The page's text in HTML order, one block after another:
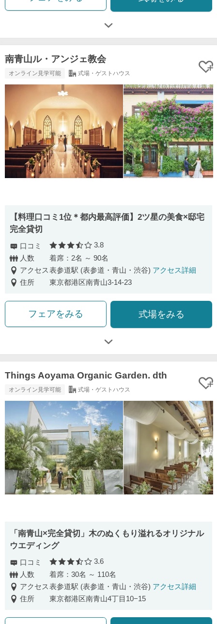
南青山ル・アンジェ教会
オンライン見学可能 式場・ゲストハウス
【料理口コミ1位＊都内最高評価】2ツ星の美食×邸宅
完全貸切
口コミ 口コミ評価
3.8
人数
着席：2名 ～ 90名
アクセス表参道駅 (表参道・青山・渋谷) アクセス詳細
住所
東京都港区南青山3-14-23
フェアをみる 式場をみる
Things Aoyama Organic Garden. dth
オンライン見学可能 式場・ゲストハウス
「南青山×完全貸切」木のぬくもり溢れるオリジナル
ウエディング
口コミ 口コミ評価
3.6
人数
着席：30名 ～ 110名
アクセス表参道駅 (表参道・青山・渋谷) アクセス詳細
住所
東京都港区南青山4丁目10−15